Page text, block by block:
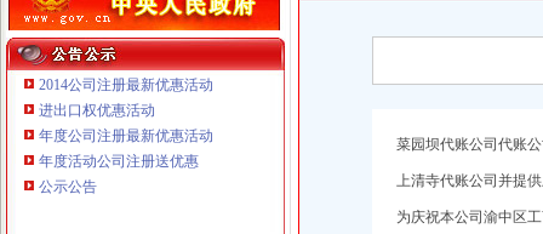
2014公司注册最新优惠活动
进出口权优惠活动
年度公司注册最新优惠活动
年度活动公司注册送优惠
公示公告
重庆臣夫商贸有限公司 （执照专让）
菜园坝代账公司代账
上清寺代账公司并提
为庆祝本公司渝中区